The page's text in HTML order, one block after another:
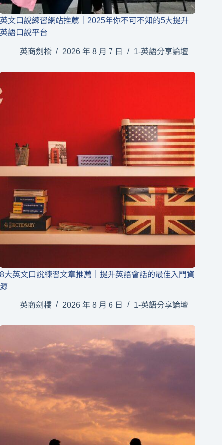
英文口說練習網站推薦｜2025年你不可不知的5大提升
英語口說平台
英商劍橋 2026 年 8 月 7 日 1-英語分享論壇
8大英文口說練習文章推薦｜提升英語會話的最佳入門資
源
英商劍橋 2026 年 8 月 6 日 1-英語分享論壇